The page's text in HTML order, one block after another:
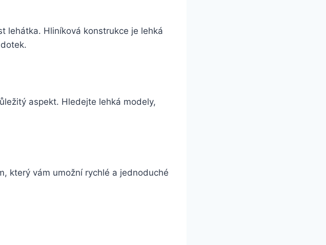
lehátka. Hliníková konstrukce je lehká
aspekt. Hledejte lehká modely,
který vám umožní rychlé a jednoduché